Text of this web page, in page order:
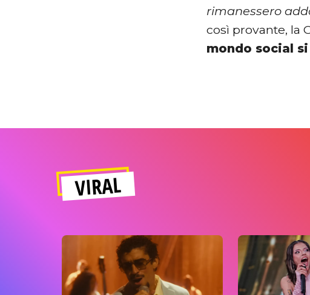
rimanessero
così provante, la
mondo social
VIRAL